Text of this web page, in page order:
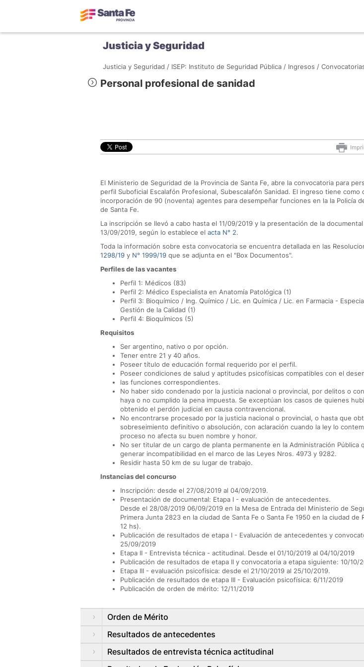
Justicia y Seguridad
Justicia y Seguridad / ISEP: Instituto de Seguridad Pública / Ingresos /
Personal profesional de sanidad
El Ministerio de Seguridad de la Provincia de Santa Fe, abre la convocatoria para
perfil Suboficial Escalafón Profesional, Subescalafón Sanidad. El ingreso tiene como
incorporación de 90 (noventa) agentes para desempeñar funciones en la la Policía
de Santa Fe.
La inscripción se llevó a cabo hasta el 11/09/2019 y la presentación de la
13/09/2019, según lo establece el acta N° 2.
Toda la información sobre esta convocatoria se encuentra detallada en las
1298/19 y N° 1999/19 que se adjunta en el "Box Documentos".
Perfiles de las vacantes
Perfil 1: Médicos (83)
Perfil 2: Médico Especialista en Anatomía Patológica (1)
Perfil 3: Bioquímico / Ing. Químico / Lic. en Química / Lic. en Farmacia -
Gestión de la Calidad (1)
Perfil 4: Bioquímicos (5)
Requisitos
Ser argentino, nativo o por opción.
Tener entre 21 y 40 años.
Poseer título de educación formal requerido por el perfil.
Poseer condiciones de salud y aptitudes psicofísicas compatibles con el
las funciones correspondientes.
No haber sido condenado por la justicia nacional o provincial, por delitos o
haya o no cumplido la pena impuesta. Se exceptúan los casos de quienes
obtenido el perdón judicial en causa contravencional.
No encontrarse procesado por la justicia nacional o provincial, o hasta que
sobreseimiento definitivo o absolución, con aclaración cuando la ley lo
proceso no afecta su buen nombre y honor.
No ser titular de un cargo de planta permanente en la Administración Pública
generar incompatibilidad en el marco de las Leyes Nros. 4973 y 9282.
Residir hasta 50 km de su lugar de trabajo.
Instancias del concurso
Inscripción: desde el 27/08/2019 al 04/09/2019.
Presentación de documental: Etapa I - evaluación de antecedentes.
Desde el 28/08/2019 06/09/2019 en la Mesa de Entrada del Ministerio de
Primera Junta 2823 en la ciudad de Santa Fe o Santa Fe 1950 en la ciudad de
12 hs).
Publicación de resultados de etapa I - Evaluación de antecedentes y
25/09/2019
Etapa II - Entrevista técnica - actitudinal. Desde el 01/10/2019 al 04/10/2019
Publicación de resultados de etapa II y convocatoria a etapa siguiente: 10/10/
Etapa III - evaluación psicofísica: desde el 21/10/2019 al 25/10/2019.
Publicación de resultados de etapa III - Evaluación psicofísica: 6/11/2019
Publicación de orden de mérito: 12/11/2019
Orden de Mérito
Resultados de antecedentes
Resultados de entrevista técnica actitudinal